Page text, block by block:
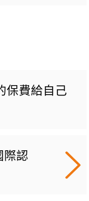
保費給自己
際認